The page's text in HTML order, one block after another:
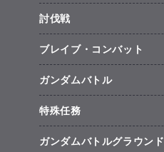
討伐戦
ブレイブ・コンバット
ガンダムバトル
特殊任務
ガンダムバトルグラウンド